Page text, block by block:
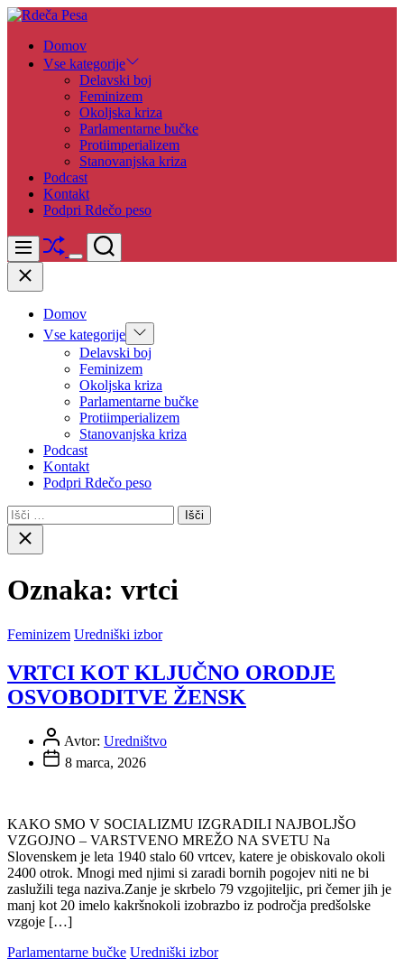
Skip
content
Pesa
Domov
Vse kategorije
Delavski boj
Feminizem
Okoljska kriza
Parlamentarne bučke
Protiimperializem
Stanovanjska kriza
Podcast
Kontakt
Podpri Rdečo peso
Menu Shuffle
Switch
Search
Close
Domov
Vse kategorije Show
sub
menu
Delavski boj
Feminizem
Okoljska kriza
Parlamentarne bučke
Protiimperializem
Stanovanjska kriza
Podcast
Kontakt
Podpri Rdečo peso
Išči:
Close
search
Oznaka: vrtci
Feminizem Uredniški izbor
VRTCI KOT KLJUČNO ORODJE
OSVOBODITVE ŽENSK
Avtor: Uredništvo
8 marca, 2026
KAKO SMO V SOCIALIZMU IZGRADILI NAJBOLJŠO
VZGOJNO – VARSTVENO MREŽO NA SVETU Na
Slovenskem je leta 1940 stalo 60 vrtcev, katere je obiskovalo okoli
2400 otrok. Mnogi med njimi si zaradi bornih pogojev niti ne bi
zaslužili tega naziva.Zanje je skrbelo 79 vzgojiteljic, pri čemer jih je
manj kot 20 imelo kakršnokoli izobrazbo iz področja predšolske
vzgoje […]
Parlamentarne bučke Uredniški izbor